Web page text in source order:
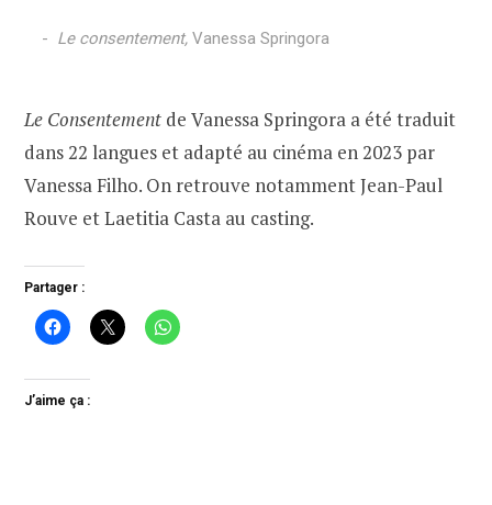
Le consentement, Vanessa Springora
Le Consentement de Vanessa Springora a été traduit
dans 22 langues et adapté au cinéma en 2023 par
Vanessa Filho. On retrouve notamment Jean-Paul
Rouve et Laetitia Casta au casting.
Partager :
J’aime ça :